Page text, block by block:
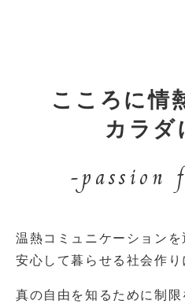
こころに情
カラダ
-passion
温熱コミュニケーションを
安心して暮らせる社会作り
真の自由を知るために制